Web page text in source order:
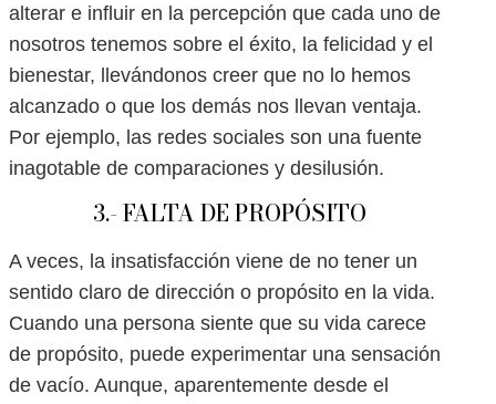
alterar e influir en la percepción que cada uno de
nosotros tenemos sobre el éxito, la felicidad y el
bienestar, llevándonos creer que no lo hemos
alcanzado o que los demás nos llevan ventaja.
Por ejemplo, las redes sociales son una fuente
inagotable de comparaciones y desilusión.
3.- FALTA DE PROPÓSITO
A veces, la insatisfacción viene de no tener un
sentido claro de dirección o propósito en la vida.
Cuando una persona siente que su vida carece
de propósito, puede experimentar una sensación
de vacío. Aunque, aparentemente desde el